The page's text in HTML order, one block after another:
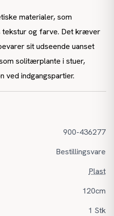
materialer, som
og farve. Det kræver
sit udseende uanset
solitærplante i stuer,
ved indgangspartier.
900-436277
Bestillingsvare
Plast
120cm
1 Stk